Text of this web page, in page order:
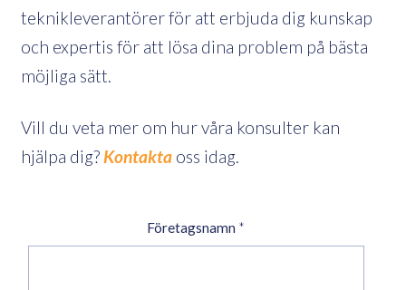
teknikleverantörer för att erbjuda dig kunskap
och expertis för att lösa dina problem på bästa
möjliga sätt.
Vill du veta mer om hur våra konsulter kan
hjälpa dig? Kontakta oss idag.
Företagsnamn *